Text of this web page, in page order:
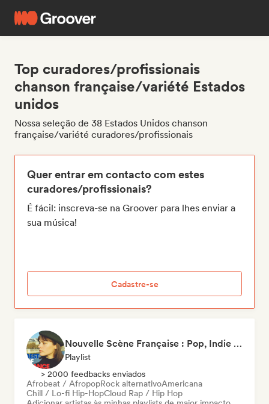
Top curadores/profissionais
chanson française/variété Estados
unidos
Nossa seleção de 38 Estados Unidos chanson
française/variété curadores/profissionais
Quer entrar em contacto com estes
curadores/profissionais?
É fácil: inscreva-se na Groover para lhes enviar a
sua música!
Cadastre-se
Nouvelle Scène Française : Pop, Indie & Chanson Émergente
Playlist
> 2000 feedbacks enviados
Afrobeat / AfropopRock alternativoAmericana
Chill / Lo-fi Hip-HopCloud Rap / Hip Hop